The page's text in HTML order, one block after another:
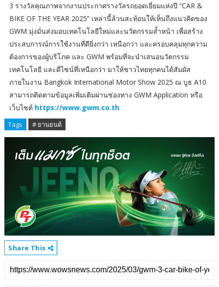
3 รางวัลคุณภาพจากงานประกาศรางวัลรถยอดเยี่ยมแห่งปี “CAR &
BIKE OF THE YEAR 2025” เหล่านี้ล้วนสะท้อนให้เห็นถึงแนวคิดของ
GWM มุ่งมั่นส่งมอบเทคโนโลยีใหม่และนวัตกรรมล้ำหน้า เพื่อสร้าง
ประสบการณ์การใช้งานที่ดียิ่งกว่า เหนือกว่า และครอบคลุมทุกความ
ต้องการของผู้บริโภค และ GWM พร้อมที่จะนำเสนอนวัตกรรม
เทคโนโลยี และดีไซน์ที่เหนือกว่า มาให้ชาวไทยทุกคนได้สัมผัส
ภายในงาน Bangkok International Motor Show 2025 ณ บูธ A10
สามารถติดตามข้อมูลเพิ่มเติมผ่านช่องทาง GWM Application หรือ
เว็บไซต์ https://www.gwm.co.th
Tags # ยานยนต์
Share This